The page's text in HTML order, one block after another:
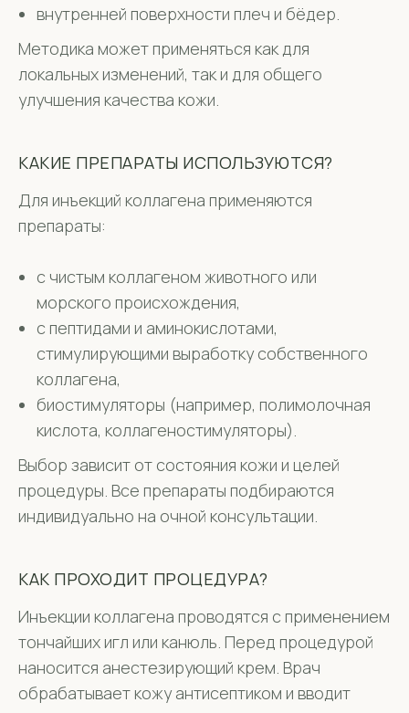
внутренней поверхности плеч и бёдер.
Методика может применяться как для
локальных изменений, так и для общего
улучшения качества кожи.
КАКИЕ ПРЕПАРАТЫ ИСПОЛЬЗУЮТСЯ?
Для инъекций коллагена применяются
препараты:
с чистым коллагеном животного или
морского происхождения,
с пептидами и аминокислотами,
стимулирующими выработку собственного
коллагена,
биостимуляторы (например, полимолочная
кислота, коллагеностимуляторы).
Выбор зависит от состояния кожи и целей
процедуры. Все препараты подбираются
индивидуально на очной консультации.
КАК ПРОХОДИТ ПРОЦЕДУРА?
Инъекции коллагена проводятся с применением
тончайших игл или канюль. Перед процедурой
наносится анестезирующий крем. Врач
обрабатывает кожу антисептиком и вводит